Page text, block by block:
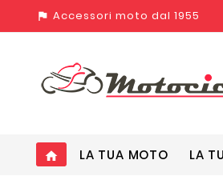
assistant_photo Accessori moto dal 1955
home LA TUA MOTO LA